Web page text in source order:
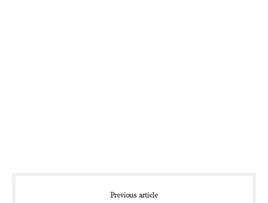
Previous article